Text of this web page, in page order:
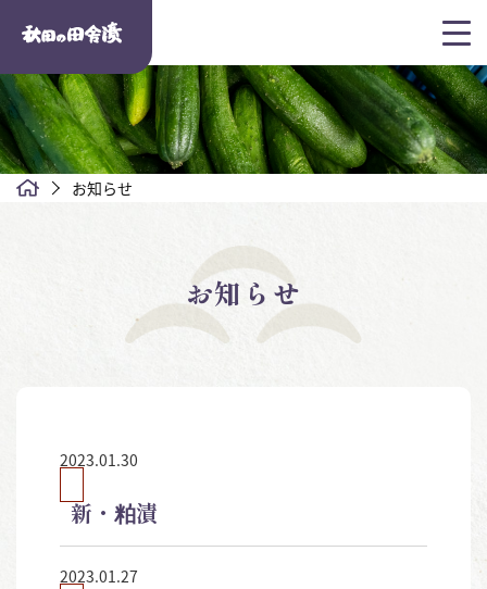
お知らせ
お知らせ
2023.01.30
新・粕漬
2023.01.27